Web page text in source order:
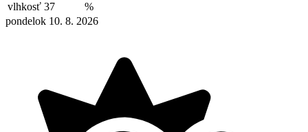
vlhkosť 37
%
pondelok 10. 8. 2026